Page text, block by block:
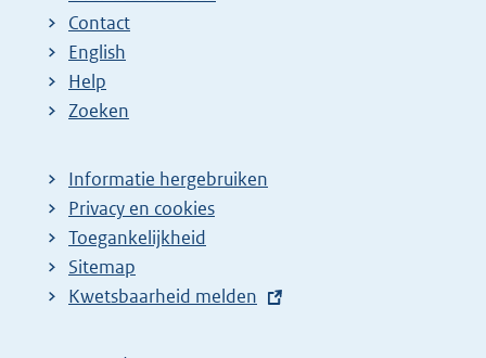
Contact
English
Help
Zoeken
Informatie hergebruiken
Privacy en cookies
Toegankelijkheid
Sitemap
E
Kwetsbaarheid melden